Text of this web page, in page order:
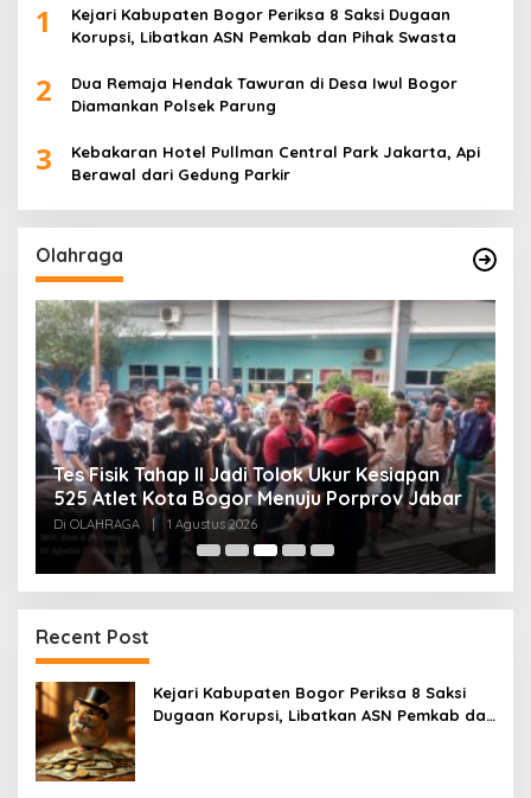
1
Kejari Kabupaten Bogor Periksa 8 Saksi Dugaan
Korupsi, Libatkan ASN Pemkab dan Pihak Swasta
2
Dua Remaja Hendak Tawuran di Desa Iwul Bogor
Diamankan Polsek Parung
3
Kebakaran Hotel Pullman Central Park Jakarta, Api
Berawal dari Gedung Parkir
Olahraga
Tes Fisik Tahap II Jadi Tolok Ukur Kesiapan
525 Atlet Kota Bogor Menuju Porprov Jabar
Di OLAHRAGA | 1 Agustus 2026
Recent Post
Kejari Kabupaten Bogor Periksa 8 Saksi
Dugaan Korupsi, Libatkan ASN Pemkab dan